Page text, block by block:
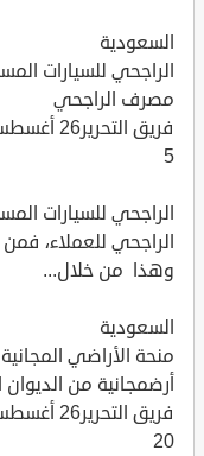
السعودية
الراجحي للسيارات
مصرف الراجحي
فريق التحرير26 أغسطس، 2021
5
الراجحي للسيارات
الراجحي للعملاء،
وهذا من خلال...
السعودية
أرضمجانية من
فريق التحرير26 أغسطس، 2021
20